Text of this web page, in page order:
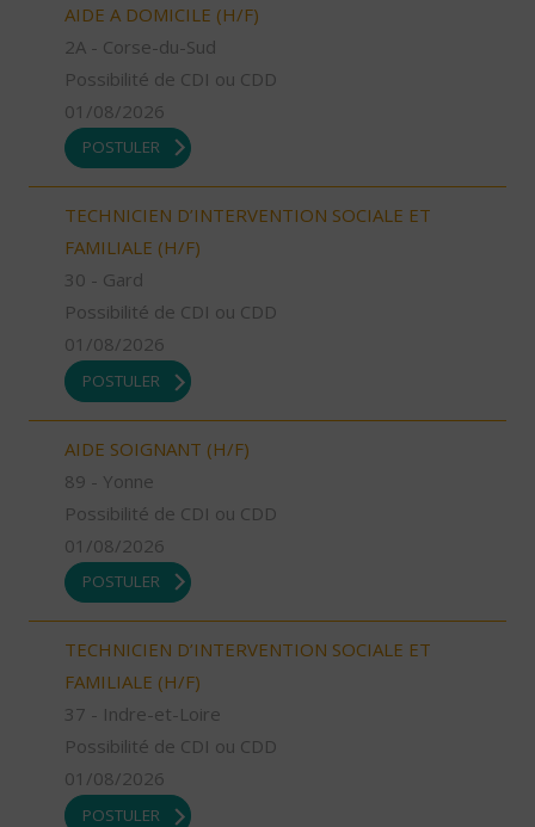
AIDE A DOMICILE (H/F)
2A - Corse-du-Sud
Possibilité de CDI ou CDD
01/08/2026
POSTULER
TECHNICIEN D’INTERVENTION SOCIALE ET
FAMILIALE (H/F)
30 - Gard
Possibilité de CDI ou CDD
01/08/2026
POSTULER
AIDE SOIGNANT (H/F)
89 - Yonne
Possibilité de CDI ou CDD
01/08/2026
POSTULER
TECHNICIEN D’INTERVENTION SOCIALE ET
FAMILIALE (H/F)
37 - Indre-et-Loire
Possibilité de CDI ou CDD
01/08/2026
POSTULER